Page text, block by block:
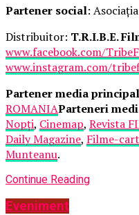
Partener social:
Distribuitor: T.R.I.B.E.
www.facebook.com/
www.instagram.com/
Partener media principal
ROMANIAParteneri
Nopți, Cinemap, Revista
Daily Magazine, Filme-
Munteanu.
Continue Reading
Eveniment